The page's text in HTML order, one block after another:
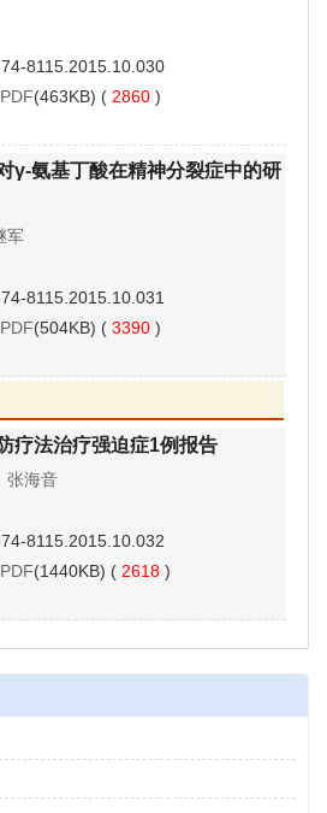
8115.2015.10.030
PDF(463KB) ( 2860 )
γ-氨基丁酸在精神分裂症中的研
军
8115.2015.10.031
PDF(504KB) ( 3390 )
疗法治疗强迫症1例报告
张海音
8115.2015.10.032
PDF(1440KB) ( 2618 )